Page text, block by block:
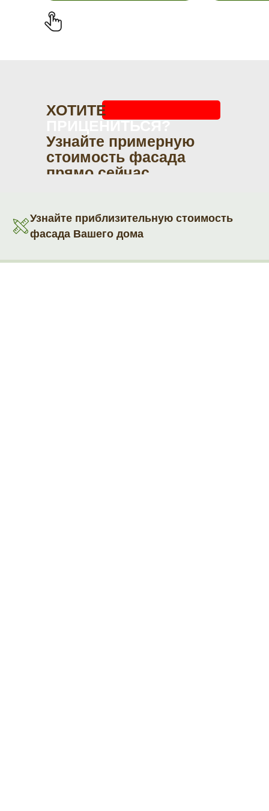
ХОТИТЕ
Узнайте примерную
стоимость фасада
прямо сейчас
Узнайте приблизительную стоимость
фасада Вашего дома